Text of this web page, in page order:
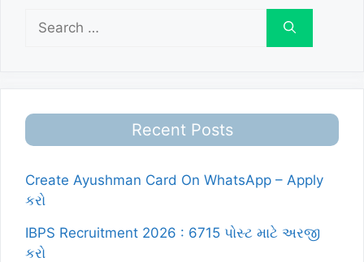
for:
Recent Posts
Create Ayushman Card On WhatsApp – Apply
કરો
IBPS Recruitment 2026 : 6715 પોસ્ટ માટે અરજી
કરો